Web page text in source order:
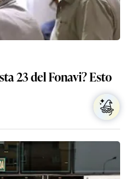
23 del Fonavi? Esto